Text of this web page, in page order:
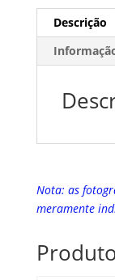
Descrição
Nota: as
meramente